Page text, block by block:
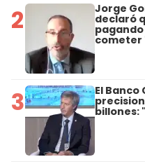
2 Jorge
declaró
cometer
3 El
billones: